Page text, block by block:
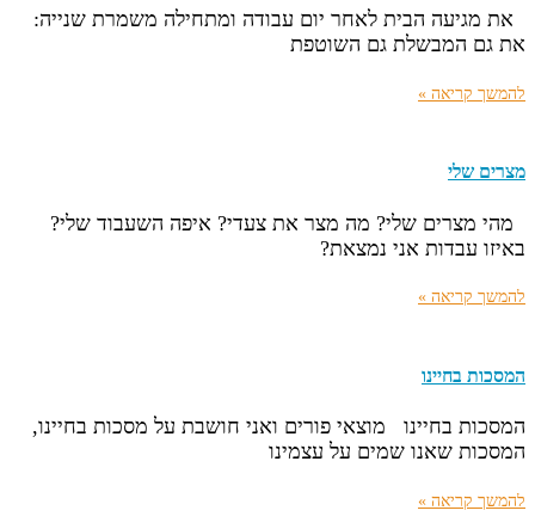
את מגיעה הבית לאחר יום עבודה ומתחילה משמרת שנייה:
את גם המבשלת גם השוטפת
להמשך קריאה »
מצרים שלי
מהי מצרים שלי? מה מצר את צעדי? איפה השעבוד שלי?
באיזו עבדות אני נמצאת?
להמשך קריאה »
המסכות בחיינו
המסכות בחיינו מוצאי פורים ואני חושבת על מסכות בחיינו,
המסכות שאנו שמים על עצמינו
להמשך קריאה »